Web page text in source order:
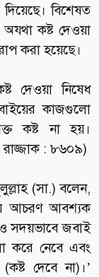
বিশেষত
কষ্ট দেওয়া
করা হয়েছে।
দেওয়া নিষেধ
কাজগুলো
কষ্ট না হয়।
রাজ্জাক : ৮৬০৯)
(সা.) বলেন,
আচরণ আবশ্যক
সদয়ভাবে জবাই
করে নেবে এবং
দেবে না)।’